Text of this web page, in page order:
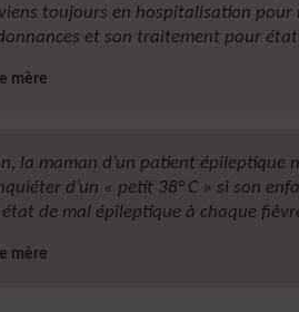
toujours en hospitalisation pour
et son traitement pour état
mère
la maman d’un patient épileptique
d’un « petit 38° C » si son
état de mal épileptique à chaque
mère